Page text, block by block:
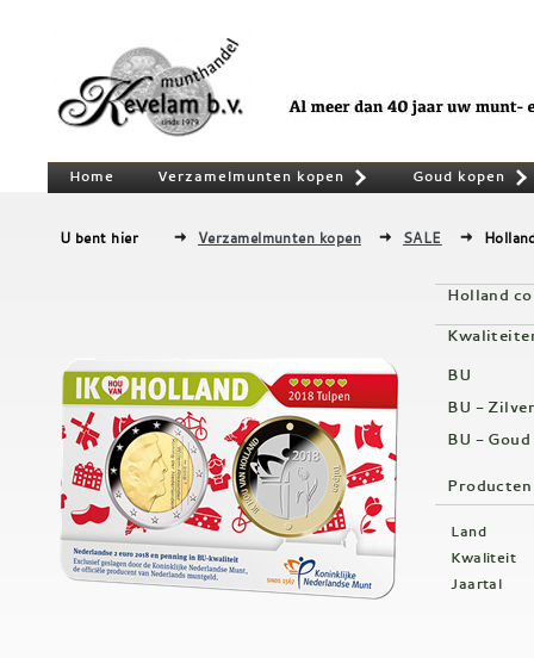
Home Verzamelmunten kopen Goud kopen
U bent hier Verzamelmunten kopen SALE
Holland
BU
BU -
BU - Goud
Land
Kwaliteit
Jaartal